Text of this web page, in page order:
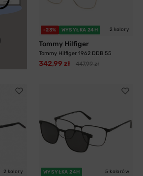
-23% WYSYŁKA 24H 2 kolory
Tommy Hilfiger
Tommy Hilfiger 1962 DDB 55
342,99 zł 447,99 zł
2 kolory WYSYŁKA 24H 5 kolorów